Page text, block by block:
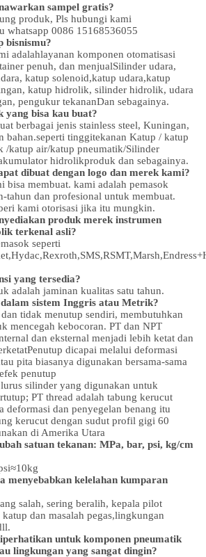
sampel gratis?
produk, Pls hubungi kami
whatsapp 0086 15168536055
bisnismu?
adalahlayanan komponen otomatisasi
penuh, dan menjualSilinder udara,
katup solenoid,katup udara,katup
katup hidrolik, silinder hidrolik, udara
, pengukur tekananDan sebagainya.
yang bisa kau buat?
berbagai jenis stainless steel, Kuningan,
bahan.seperti tinggitekanan Katup / katup
/katup air/katup pneumatik/Silinder
hidrolikproduk dan sebagainya.
dibuat dengan logo dan merek kami?
bisa membuat. kami adalah pemasok
tahun dan profesional untuk membuat.
kami otorisasi jika itu mungkin.
produk merek instrumen
terkenal asli?
seperti
yang tersedia?
adalah jaminan kualitas satu tahun.
sistem Inggris atau Metrik?
tidak menutup sendiri, membutuhkan
mencegah kebocoran. PT dan NPT
dan eksternal menjadi lebih ketat dan
dicapai melalui deformasi
pita biasanya digunakan bersama-sama
penutup
silinder yang digunakan untuk
PT thread adalah tabung kerucut
deformasi dan penyegelan benang itu
kerucut dengan sudut profil gigi 60
di Amerika Utara
satuan tekanan: MPa, bar, psi, kg/cm
menyebabkan kelelahan kumparan
salah, sering beralih, kepala pilot
dan masalah pegas,lingkungan
untuk komponen pneumatik
lingkungan yang sangat dingin?